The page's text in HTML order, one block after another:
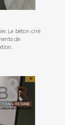
Le béton ciré
de